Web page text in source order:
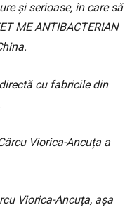
și serioase, în care să
ME ANTIBACTERIAN
cu fabricile din
Viorica-Ancuța a
Viorica-Ancuța, așa